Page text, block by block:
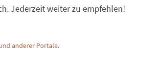
Jederzeit weiter zu empfehlen!
anderer Portale.